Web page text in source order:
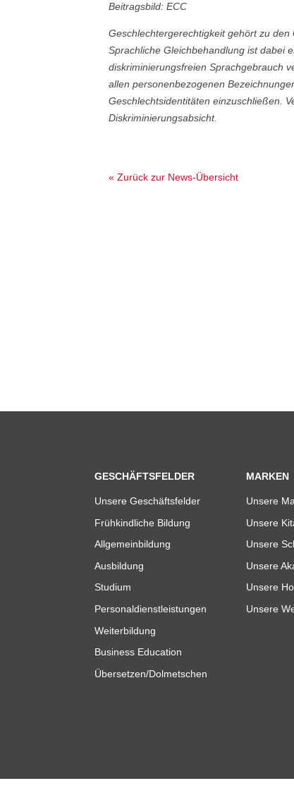
Beitragsbild: ECC
Geschlechtergerechtigkeit gehört zu
Sprachliche Gleichbehandlung ist dabei
diskriminierungsfreien Sprachgebrauch
allen personenbezogenen
Geschlechtsidentitäten einzuschließen.
Diskriminierungsabsicht.
« Zurück zur News-Übersicht
GESCHÄFTSFELDER
Unsere Geschäftsfelder
Frühkindliche Bildung
Allgemeinbildung
Ausbildung
Studium
Personaldienstleistungen
Weiterbildung
Business Education
Übersetzen/Dolmetschen
MARKEN
Unsere
Unsere
Unsere
Unsere
Unsere
Unsere